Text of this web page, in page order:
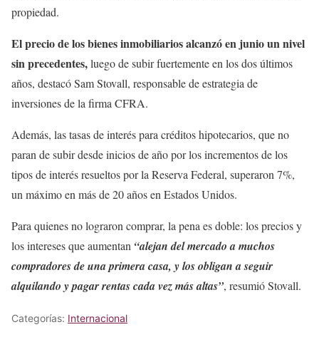
propiedad.
El precio de los bienes inmobiliarios alcanzó en junio un nivel
sin precedentes,luego de subir fuertemente en los dos últimos
años, destacó Sam Stovall, responsable de estrategia de
inversiones de la firma CFRA.
Además, las tasas de interés para créditos hipotecarios, que no
paran de subir desde inicios de año por los incrementos de los
tipos de interés resueltos por la Reserva Federal, superaron 7%,
un máximo en más de 20 años en Estados Unidos.
Para quienes no lograron comprar, la pena es doble: los precios y
los intereses que aumentan “alejan del mercado a muchos
compradores de una primera casa, y los obligan a seguir
alquilando y pagar rentas cada vez más altas”, resumió Stovall.
Categorías: Internacional